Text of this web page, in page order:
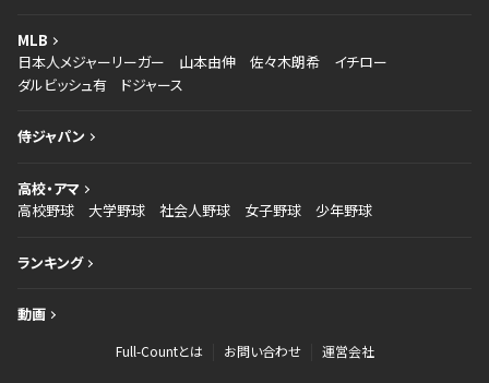
MLB
日本人メジャーリーガー
山本由伸 佐々木朗希
イチロー
ダルビッシュ有
ドジャース
侍ジャパン
高校・アマ
高校野球
大学野球 社会人野球 女子野球 少年野球
ランキング
動画
Full-Countとは お問い合わせ 運営会社